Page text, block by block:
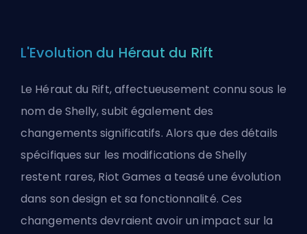
L'Evolution du Héraut du Rift
Le Héraut du Rift, affectueusement connu sous le
nom de Shelly, subit également des
changements significatifs. Alors que des détails
spécifiques sur les modifications de Shelly
restent rares, Riot Games a teasé une évolution
dans son design et sa fonctionnalité. Ces
changements devraient avoir un impact sur la